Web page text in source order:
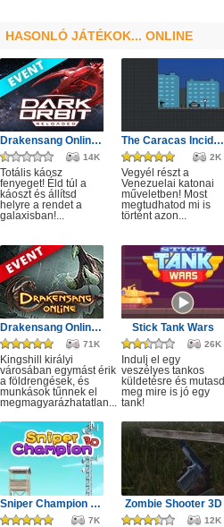
HASONLÓ JÁTÉKOK... ONLINE
Drakensang Online - Protegit zűrzavar
14K
Totális káosz
fenyeget! Éld túl a
káoszt és állítsd
helyre a rendet a
galaxisban!...
The Caracas Incident
2K
Vegyél részt a
Venezuelai katonai
műveletben! Most
megtudhatod mi is
történt azon...
Drakensang Online - Kingshill férges csatornái
71K
Kingshill királyi
városában egymást érik
a földrengések, és
munkások tűnnek el
megmagyarázhatatlan...
Stick Tank Wars
26K
Indulj el egy
veszélyes tankos
küldetésre és mutasd
meg mire is jó egy
tank!
Sniper Champion 3D
7K
Zombie Shooter 3D
12K